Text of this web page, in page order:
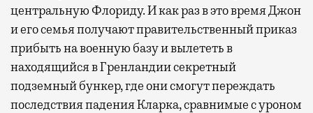
центральную Флориду. И как раз в это время Джон
и его семья получают правительственный приказ
прибыть на военную базу и вылететь в
находящийся в Гренландии секретный
подземный бункер, где они смогут переждать
последствия падения Кларка, сравнимые с уроном